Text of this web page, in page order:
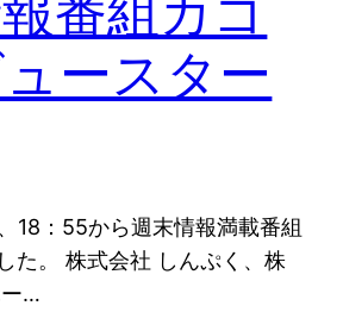
ースター
18：55から週末情報満載番組
た。 株式会社 しんぷく、株
ー…